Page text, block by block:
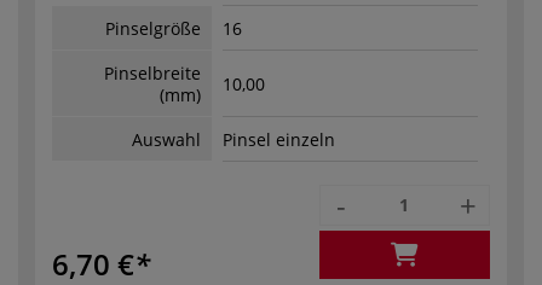
Pinselgröße
16
Pinselbreite
(mm)
10,00
Auswahl Pinsel einzeln
6,70 €
- +